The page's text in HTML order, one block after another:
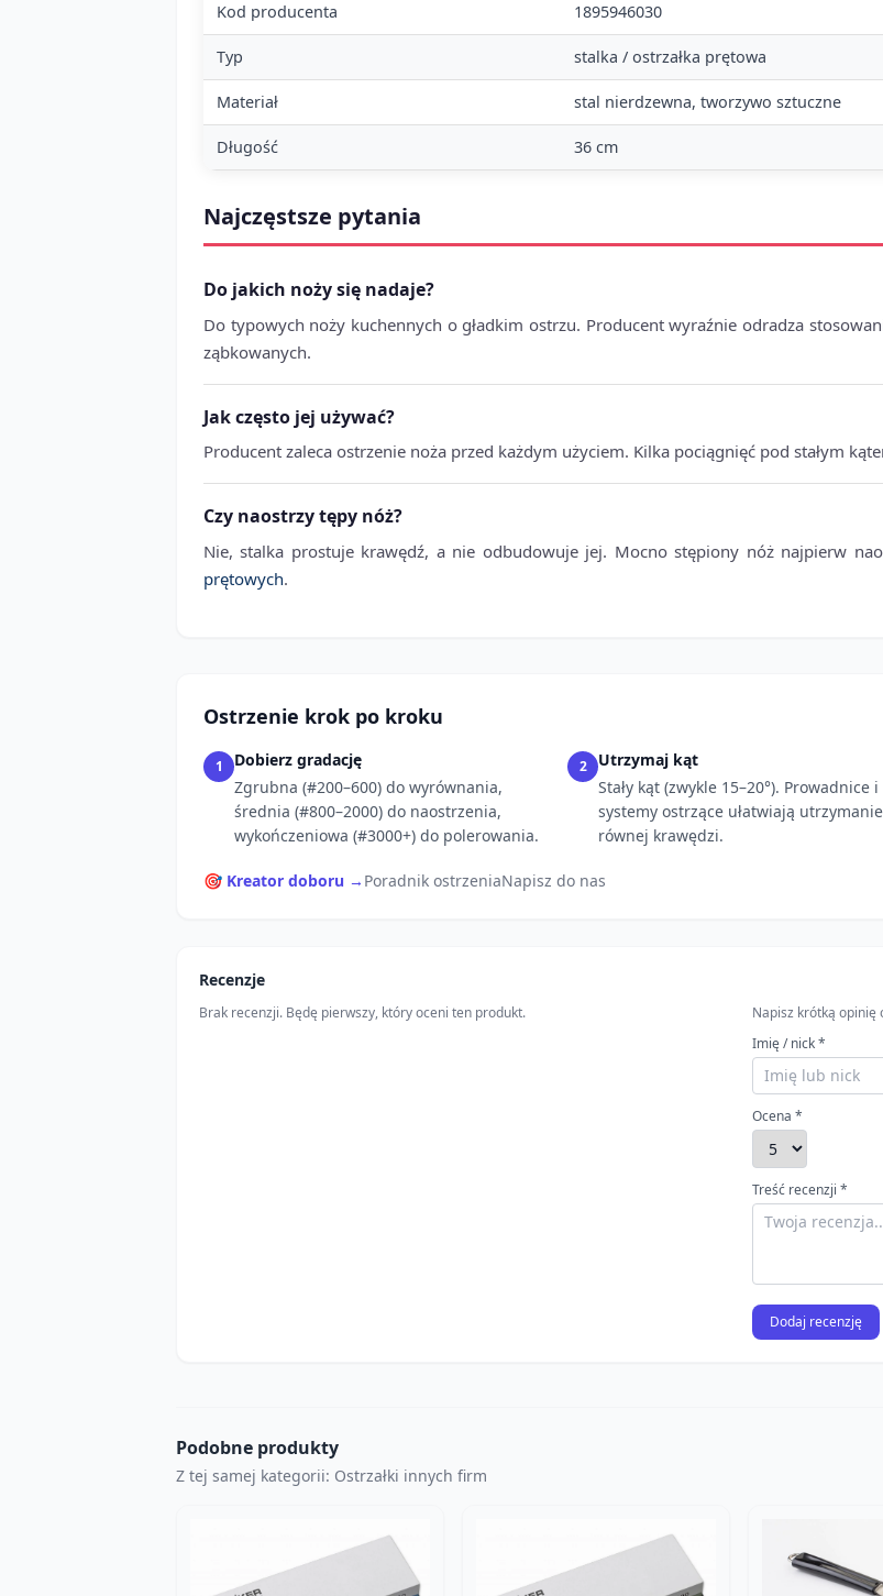
Kod producenta 1895946030
Typ stalka / ostrzałka prętowa
Materiał stal nierdzewna, tworzywo sztuczne
Długość 36 cm
Najczęstsze pytania
Do jakich noży się nadaje?
Do typowych noży kuchennych o gładkim ostrzu. Producent wyraźnie odradza
ząbkowanych.
Jak często jej używać?
Producent zaleca ostrzenie noża przed każdym użyciem. Kilka pociągnięć pod stałym
Czy naostrzy tępy nóż?
Nie, stalka prostuje krawędź, a nie odbudowuje jej. Mocno stępiony nóż najpierw
prętowych.
Ostrzenie krok po kroku
1
Dobierz gradację
Zgrubna (#200–600) do wyrównania,
średnia (#800–2000) do naostrzenia,
wykończeniowa (#3000+) do polerowania.
2
Utrzymaj kąt
Stały kąt (zwykle 15–20°). Prowadnice i
systemy ostrzące ułatwiają utrzymanie
równej krawędzi.
🎯 Kreator doboru → Poradnik ostrzeniaNapisz do nas
Recenzje
Brak recenzji. Będę pierwszy, który oceni ten produkt.
Napisz krótką opinię
Imię / nick *
Ocena *
Treść recenzji *
Dodaj recenzję
Podobne produkty
Z tej samej kategorii: Ostrzałki innych firm